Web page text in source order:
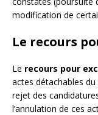
modification de
Le recours
Le recours pour
actes détachables
rejet des
l’annulation de ces